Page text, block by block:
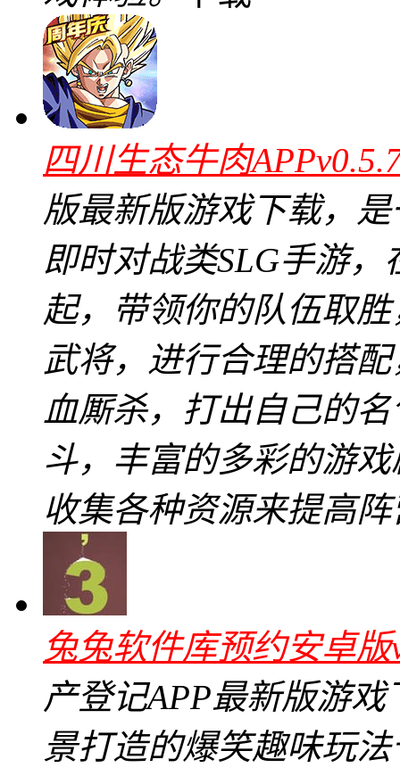
四川生态牛肉
版最新版游戏下载，
即时对战类SLG手游
起，带领你的队伍取
武将，进行合理的搭
血厮杀，打出自己的
斗，丰富的多彩的游
收集各种资源来提高
兔兔软件库预约安卓版
产登记APP最新版游
景打造的爆笑趣味玩